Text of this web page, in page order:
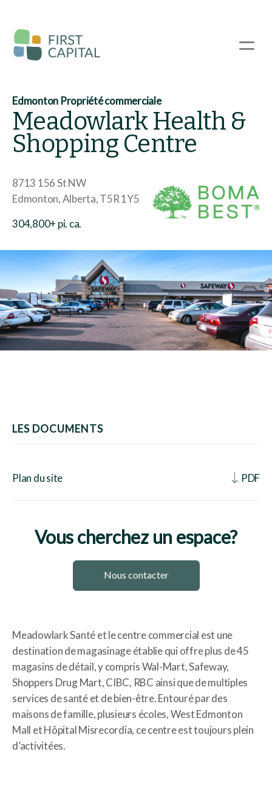
contenu
principal
☰
Edmonton Propriété commerciale
Meadowlark Health &
Shopping Centre
8713 156 St NW
Edmonton Alberta T5R 1Y5
304,800+ pi. ca.
LES DOCUMENTS
Plan du site PDF
Vous cherchez un espace?
Nous contacter
Meadowlark Santé et le centre commercial est une
destination de magasinage établie qui offre plus de 45
magasins de détail, y compris Wal-Mart, Safeway,
Shoppers Drug Mart, CIBC, RBC ainsi que de multiples
services de santé et de bien-être. Entouré par des
maisons de famille, plusieurs écoles, West Edmonton
Mall et Hôpital Misrecordia, ce centre est toujours plein
d’activitées.